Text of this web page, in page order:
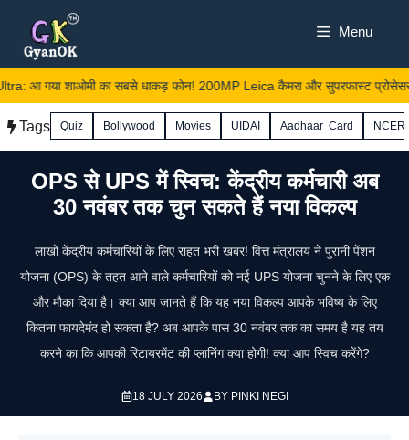
content
Menu
आ गया शाओमी का सबसे धाकड़ फोन! 200MP Leica कैमरा और सुपरफास्ट प्रोसेसर
Tags Quiz Bollywood Movies UIDAI Aadhaar Card
OPS से UPS में स्विच: केंद्रीय कर्मचारी अब
30 नवंबर तक चुन सकते हैं नया विकल्प
लाखों केंद्रीय कर्मचारियों के लिए राहत भरी खबर! वित्त मंत्रालय ने पुरानी पेंशन
योजना (OPS) के तहत आने वाले कर्मचारियों को नई UPS योजना चुनने के लिए एक
और मौका दिया है। क्या आप जानते हैं कि यह नया विकल्प आपके भविष्य के लिए
कितना फायदेमंद हो सकता है? अब आपके पास 30 नवंबर तक का समय है यह तय
करने का कि आपकी रिटायरमेंट की प्लानिंग क्या होगी! क्या आप स्विच करेंगे?
18 JULY 2026 BY PINKI NEGI